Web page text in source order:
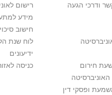
ודרכי הגעה
חירום
ופסקי דין
רישום
מידע
חישוב
לוח שנת
ידיעונים
כניסה